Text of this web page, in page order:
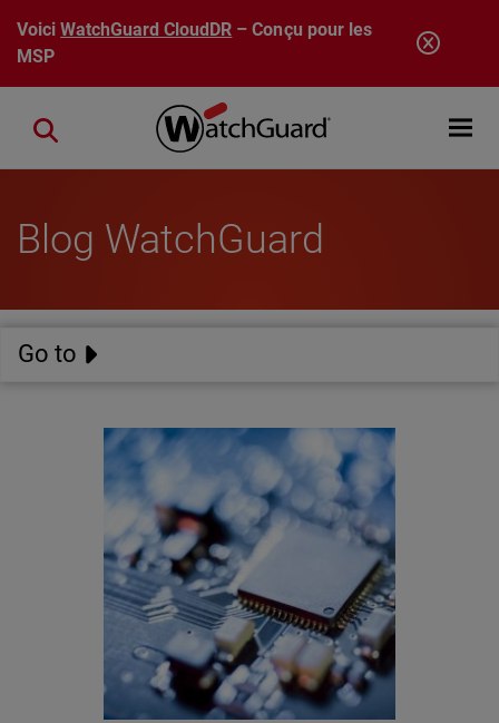
Aller au contenu principal
VoiciWatchGuard CloudDR – Conçu pour les
MSP
Open
Close search
Blog WatchGuard
Go to